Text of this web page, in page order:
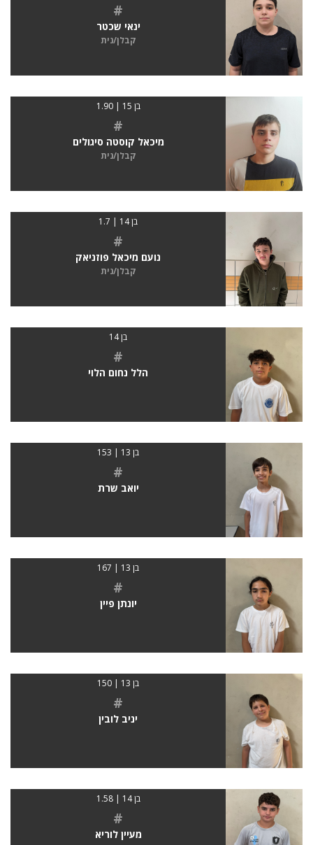
#
ינאי שכטר
קבלן/נית
בן 15 | 1.90
#
מיכאל קוסטה סיגולים
קבלן/נית
בן 14 | 1.7
#
נועם מיכאל פוזניאק
קבלן/נית
בן 14
#
הלל נחום הלוי
בן 13 | 153
#
יואב שרת
בן 13 | 167
#
יונתן פיין
בן 13 | 150
#
יניב לובין
בן 14 | 1.58
#
מעיין לוריא